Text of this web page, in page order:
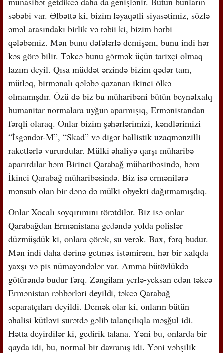
səbəbi var. Əlbəttə ki, bizim ləyaqətli siyasətimiz, sözlə
əməl arasındakı birlik və təbii ki, bizim hərbi
qələbəmiz. Mən bunu dəfələrlə demişəm, bunu indi hər
kəs görə bilir. Təkcə bunu görmək üçün tarixçi olmaq
lazım deyil. Qısa müddət ərzində bizim qədər tam,
mütləq, birmənalı qələbə qazanan ikinci ölkə
olmamışdır. Özü də biz bu müharibəni bütün beynəlxalq
humanitar normalara uyğun aparmışıq, Ermənistandan
fərqli olaraq. Onlar bizim şəhərlərimizi, kəndlərimizi
“İsgəndər-M”, “Skad” və digər ballistik uzaqmənzilli
raketlərlə vururdular. Mülki əhaliyə qarşı müharibə
aparırdılar həm Birinci Qarabağ müharibəsində, həm
İkinci Qarabağ müharibəsində. Biz isə ermənilərə
mənsub olan bir dənə də mülki obyekti dağıtmamışdıq.
Onlar Xocalı soyqırımını törətdilər. Biz isə onlar
Qarabağdan Ermənistana gedəndə yolda polislər
düzmüşdük ki, onlara çörək, su verək. Bax, fərq budur.
Mən indi daha dərinə getmək istəmirəm, hər bir xalqda
yaxşı və pis nümayəndələr var. Amma bütövlükdə
götürəndə budur fərq. Zəngilanı yerlə-yeksan edən təkcə
Ermənistan rəhbərləri deyildi, təkcə Qarabağ
separatçıları deyildi. Demək olar ki, onların bütün
əhalisi kütləvi surətdə gəlib talançılıqla məşğul idi.
Hətta deyirdilər ki, gedirik talana. Yəni bu, onlarda bir
qayda idi, bu, normal bir davranış idi. Yəni vəhşilik